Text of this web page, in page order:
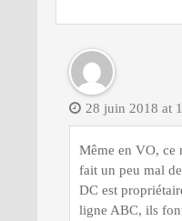
28 juin 2018 at
Même en VO, ce
fait un peu mal
DC est
ligne ABC, ils